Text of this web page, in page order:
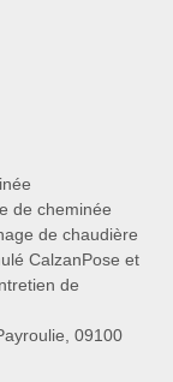
de cheminée
de chaudière
CalzanPose et
de
09100